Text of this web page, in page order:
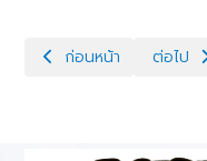
เนื้อหาก่อนหน้า: งานผสมเ
ก่อนหน้า เนื้อหา
ต่อไป